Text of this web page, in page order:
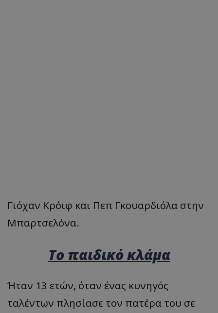
Γιόχαν Κρόιφ και Πεπ Γκουαρδιόλα στην
Μπαρτσελόνα.
Το παιδικό κλάμα
Ήταν 13 ετών, όταν ένας κυνηγός
ταλέντων πλησίασε τον πατέρα του σε